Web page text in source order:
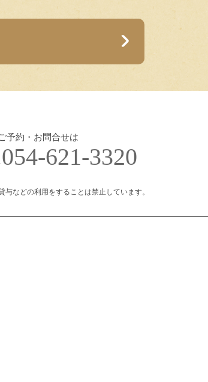
予約・お問合せは
054-621-3320
などの利用をすることは禁止しています。